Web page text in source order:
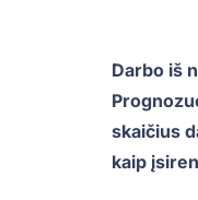
Darbo iš
skaičius
kaip